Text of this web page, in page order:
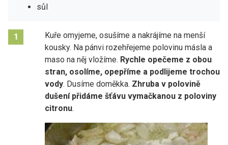
sůl
1
Kuře omyjeme, osušíme a nakrájíme na menší
kousky. Na pánvi rozehřejeme polovinu másla a
maso na něj vložíme. Rychle opečeme z obou
stran, osolíme, opepříme a podlijeme trochou
vody. Dusíme doměkka. Zhruba v polovině
dušení přidáme šťávu vymačkanou z poloviny
citronu.